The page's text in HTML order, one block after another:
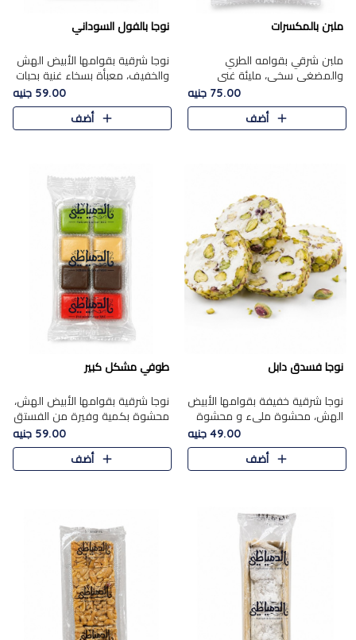
ملبن بالمكسرات
ملبن شرقي بقوامه الطري
والمضغي سخي، مليئة غني
بتشكيلة فاخرة من المكسرات
مشكلة المختارة التي تقدم تضيف
قرمشة مميزة مرضية ونكهة
75.00 جنيه
أضف
نوجا بالفول السوداني
نوجا شرقية بقوامها الأبيض الهش
والخفيف، معبأة بسخاء غنية بحبات
الفول السوداني المحمص التي
يقدم تضيف قرمشة مميزة مرضية
وتوازنًا رائعًا مع حلا..
59.00 جنيه
أضف
نوجا فسدق دابل
نوجا شرقية خفيفة بقوامها الأبيض
الهش، محشوة مليء و محشوة
بـكمية وفيرة من الفستق الفاخر
لتمنحك نكهة مكسرات غنية
وقرمشة مميزة في كل قطعة و
49.00 جنيه
أضف
طوفي مشكل كبير
نوجا شرقية بقوامها الأبيض الهش،
محشوة بكمية وفيرة من الفستق
الفاخر لتمنحك نكهة غنية وقرمشة
مميزة في كل قطعة، لتجربة تجمع
بين الفخامة والمذاق..
59.00 جنيه
أضف